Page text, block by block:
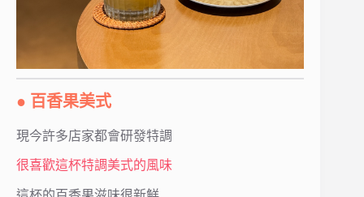
● 百香果美式
現今許多店家都會研發特調
很喜歡這杯特調美式的風味